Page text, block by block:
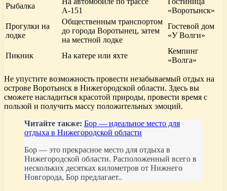
Рыбалка
А-151
«Воротынск»
Прогулки на
лодке
Общественным транспортом
до города Воротынец, затем
на местной лодке
Гостевой дом
«У Волги»
Пикник На катере или яхте
Кемпинг
«Волга»
Не упустите возможность провести незабываемый отдых на
острове Воротынск в Нижегородской области. Здесь вы
сможете насладиться красотой природы, провести время с
пользой и получить массу положительных эмоций.
Читайте также: Бор — идеальное место для
отдыха в Нижегородской области
Бор — это прекрасное место для отдыха в
Нижегородской области. Расположенный всего в
нескольких десятках километров от Нижнего
Новгорода, Бор предлагает..